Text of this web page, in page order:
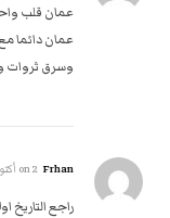
عمان قلب
عمان دائما
وسرق ثروات
Frhan 2 أكتوبر، 2018 2:37 م
راجع التاريخ